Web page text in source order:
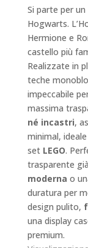
Si parte per
Hogwarts.
Hermione e
castello più
Realizzate in
teche
impeccabile
massima
né incastri,
minimal,
set LEGO.
trasparente
moderna o
duratura per
design pulito,
una display
premium.